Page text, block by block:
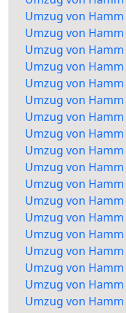
Umzug von
Umzug von
Umzug von
Umzug von
Umzug von
Umzug von Hamm
Umzug von
Umzug von
Umzug von
Umzug von
Umzug von
Umzug von
Umzug von
Umzug von
Umzug von
Umzug von
Umzug von
Umzug von